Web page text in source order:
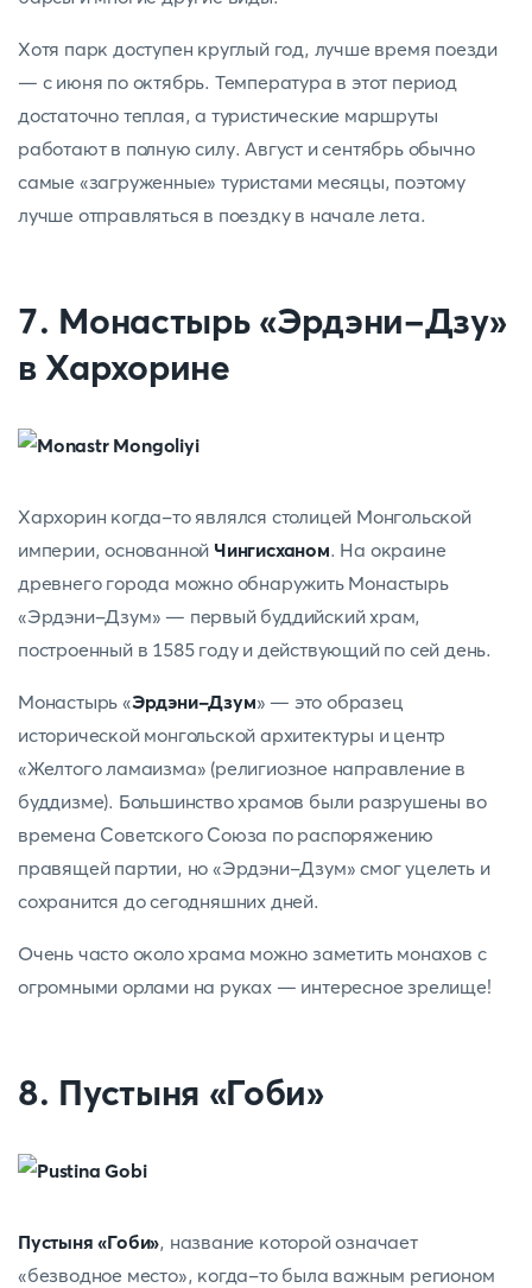
Хотя парк доступен круглый год, лучше время поезди
— с июня по октябрь. Температура в этот период
достаточно теплая, а туристические маршруты
работают в полную силу. Август и сентябрь обычно
самые «загруженные» туристами месяцы, поэтому
лучше отправляться в поездку в начале лета.
7. Монастырь «Эрдэни-Дзу»
в Хархорине
Хархорин когда-то являлся столицей Монгольской
империи, основанной Чингисханом. На окраине
древнего города можно обнаружить Монастырь
«Эрдэни-Дзум» — первый буддийский храм,
построенный в 1585 году и действующий по сей день.
Монастырь «Эрдэни-Дзум» — это образец
исторической монгольской архитектуры и центр
«Желтого ламаизма» (религиозное направление в
буддизме). Большинство храмов были разрушены во
времена Советского Союза по распоряжению
правящей партии, но «Эрдэни-Дзум» смог уцелеть и
сохранится до сегодняшних дней.
Очень часто около храма можно заметить монахов с
огромными орлами на руках — интересное зрелище!
8. Пустыня «Гоби»
Пустыня «Гоби», название которой означает
«безводное место», когда-то была важным регионом